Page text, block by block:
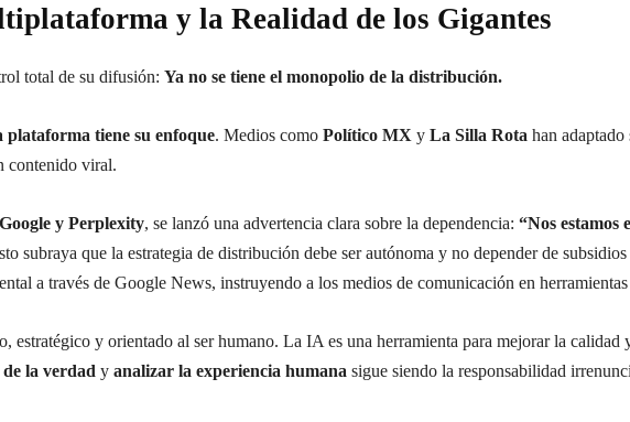
y la Realidad de los Gigantes
total de su difusión: Ya no se tiene el monopolio de la distribución.
plataforma tiene su enfoque. Medios como Político MX y La Silla Rota han
contenido viral.
y Perplexity, se lanzó una advertencia clara sobre la dependencia: “Nos estamos
subraya que la estrategia de distribución debe ser autónoma y no depender de
a través de Google News, instruyendo a los medios de comunicación en
estratégico y orientado al ser humano. La IA es una herramienta para mejorar la calidad
la verdad y analizar la experiencia humana sigue siendo la responsabilidad